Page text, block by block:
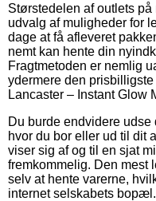
Størstedelen af outlets
udvalg af muligheder for
dage at få afleveret
nemt kan hente din
Fragtmetoden er nemlig
ydermere den
Lancaster – Instant Glow
Du burde endvidere udse
hvor du bor eller ud til dit
viser sig af og til en sjat
fremkommelig. Den mest
selv at hente varerne,
internet selskabets bopæl.